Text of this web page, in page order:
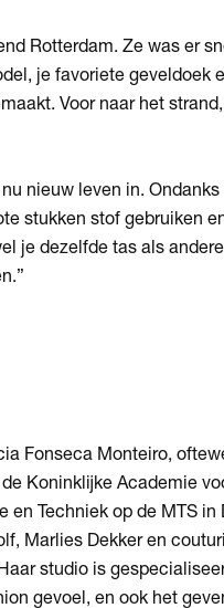
Rotterdam. Ze was er
je favoriete geveldoek
Voor naar het
nieuw leven in.
stukken stof gebruiken
je dezelfde tas als
Fonseca Monteiro,
Koninklijke Academie
Techniek op de MTS in
Marlies Dekker en
studio is
gevoel, en ook het